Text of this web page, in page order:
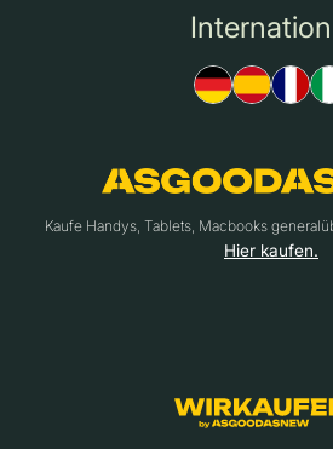
Kaufe Handys, Tablets, Macbooks
Hier kaufen.